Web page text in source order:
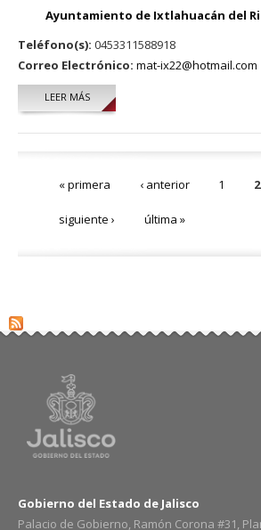
Ayuntamiento de Ixtlahuacán del
Teléfono(s): 0453311588918
Correo Electrónico: mat-ix22@hotmail.com
LEER MÁSSOBRE C. CARMEN CECILIA NUÑEZ
« primera ‹ anterior 1 2
siguiente › última »
Gobierno del Estado de Jalisco
Palacio de Gobierno, Ramón Corona #31,